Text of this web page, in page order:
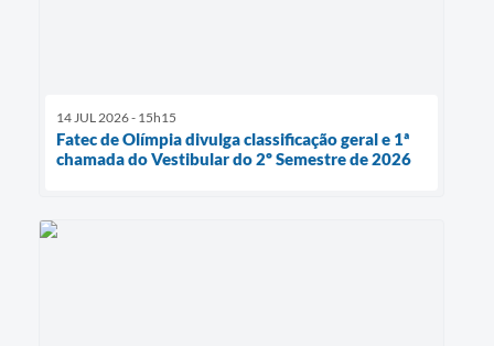
14 JUL 2026 - 15h15
Fatec de Olímpia divulga classificação geral e 1ª
chamada do Vestibular do 2º Semestre de 2026